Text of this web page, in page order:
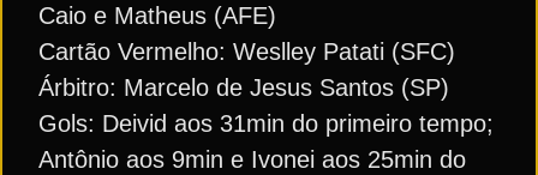
Caio e Matheus (AFE)
Cartão Vermelho: Weslley Patati (SFC)
Árbitro: Marcelo de Jesus Santos (SP)
Gols: Deivid aos 31min do primeiro tempo;
Antônio aos 9min e Ivonei aos 25min do